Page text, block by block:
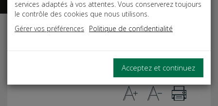
Accueil Dictionnaires Fiscal
Date de parution: Avril 2026(mise à jour le
services adaptés à vos attentes. Vous conserverez toujours
le contrôle des cookies que nous utilisons.
Gérer vos préférences
Politique de confidentialité
Acceptez et continuez